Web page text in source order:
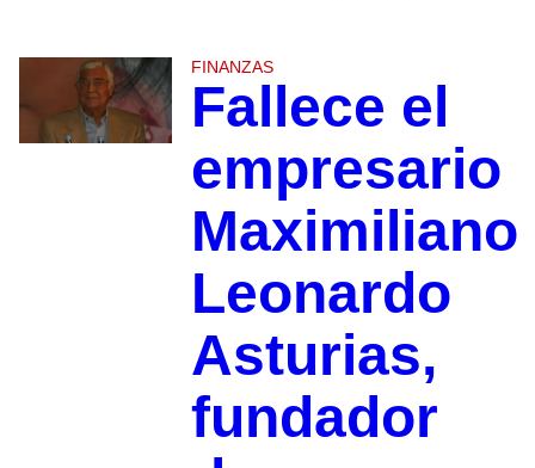
FINANZAS
Fallece el
empresario
Maximiliano
Leonardo
Asturias,
fundador